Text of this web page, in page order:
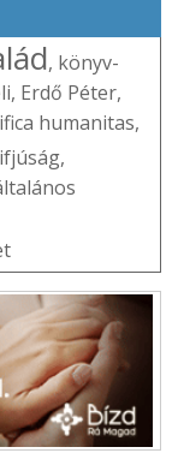
, könyv-
, Erdő Péter,
humanitas,
ifjúság,